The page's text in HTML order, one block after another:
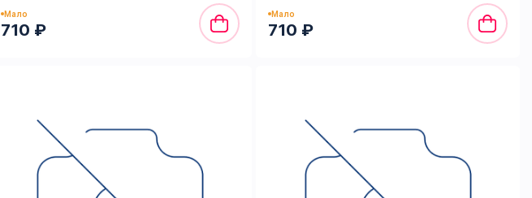
Мало
710 ₽
Мало
710 ₽